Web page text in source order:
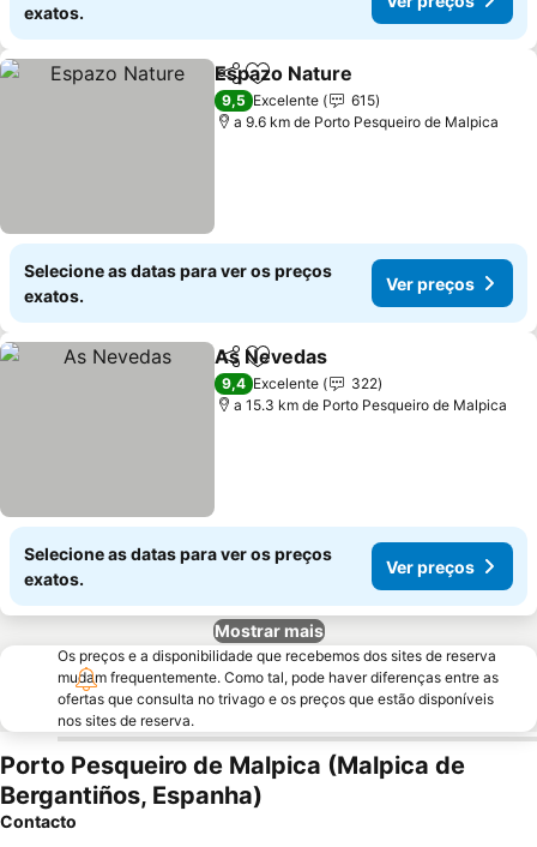
exatos.
PartilharAdicionar aos favoritos
Espazo Nature
9,5 Excelente
615
a 9.6 km de Porto Pesqueiro de Malpica
Selecione as datas para ver os preços
exatos.
Ver preços
PartilharAdicionar aos favoritos
As Nevedas
9,4 Excelente
322
a 15.3 km de Porto Pesqueiro de Malpica
Selecione as datas para ver os preços
exatos.
Ver preços
Mostrar mais
Os preços e a disponibilidade que recebemos dos sites de reserva
mudam frequentemente. Como tal, pode haver diferenças entre as
ofertas que consulta no trivago e os preços que estão disponíveis
nos sites de reserva.
Porto Pesqueiro de Malpica (Malpica de
Bergantiños, Espanha)
Contacto